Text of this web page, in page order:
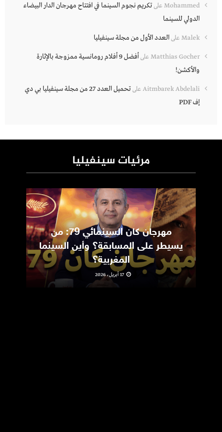
Mohammed علىتكريم نجوم السينما في افتتاح مهرجان الدار البيضاء
الدولي للسينما
Malek علىالعدد الأول من مجلة سينفيليا
Matthias Gocher على
أفضل 9 أفلام رومانسية ممزوجة بالإثارة
والأكشن!
Aitmbarek Abdelali على
تحميل العدد 27 من مجلة سينفيليا بي دي
إف PDF
مرئيات سينفيليا
مهرجان كان السينمائي 79: من
يسيطر على المسابقة؟ وأين السينما
المغربية؟
17 أبريل، 2026